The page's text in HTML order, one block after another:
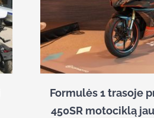
Formulės 1 trasoje
450SR motociklą